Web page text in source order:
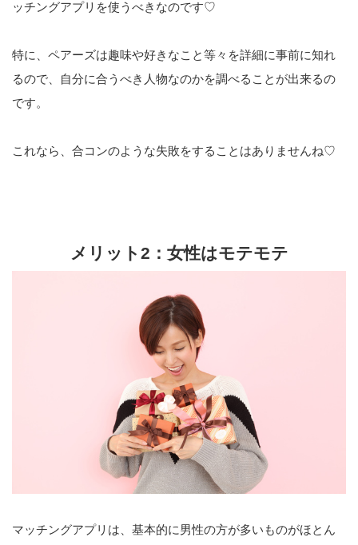
ッチングアプリを使うべきなのです♡
特に、ペアーズは趣味や好きなこと等々を詳細に事前に知れ
るので、自分に合うべき人物なのかを調べることが出来るの
です。
これなら、合コンのような失敗をすることはありませんね♡
メリット2：女性はモテモテ
マッチングアプリは、基本的に男性の方が多いものがほとん